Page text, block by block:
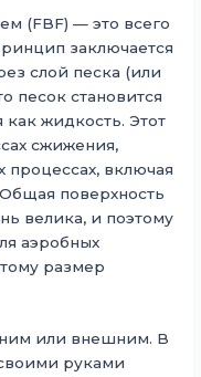
(FBF) — это всего
заключается
слой песка (или
песок становится
жидкость. Этот
сжижения,
включая
поверхность
велика, и поэтому
аэробных
размер
или внешним. В
руками